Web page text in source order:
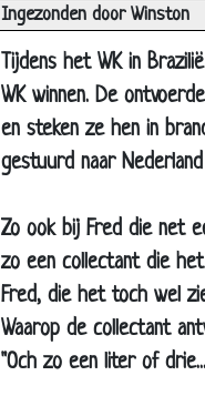
Ingezonden door Winston
Tijdens het WK in
WK winnen. De
en steken ze hen in
gestuurd naar
Zo ook bij Fred die net
zo een collectant die
Fred, die het toch wel
Waarop de collectant
"Och zo een liter of
11 Sep 2019
26 Aug 2019
22 Aug 2019
26 Jul 2019
04 Jun 2019
02 Jun 2019
07 Apr 2019
19 Jan 2019
04 Jan 2019